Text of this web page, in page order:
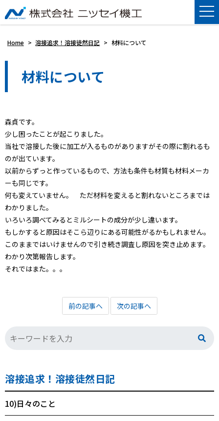
Home > 溶接追求！溶接徒然日記 > 材料について
材料について
森貞です。
少し困ったことが起こりました。
当社で溶接した後に加工が入るものがありますがその際に割れるも
のが出ています。
以前からずっと作っているもので、方法も条件も材質も材料メーカ
ーも同じです。
何も変えていません。 ただ材料を変えると割れないところまでは
わかりました。
いろいろ調べてみるとミルシートの成分が少し違います。
もしかすると原因はそこら辺りにある可能性がるかもしれません。
このままではいけませんので引き続き調査し原因を突き止めます。
わかり次第報告します。
それではまた。。。
前の記事へ 次の記事へ
溶接追求！溶接徒然日記
10)日々のこと